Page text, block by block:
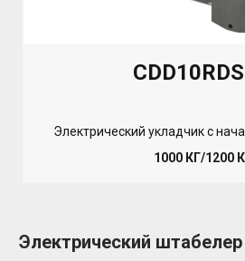
Электрический укладчик с
1000 КГ/1200
Электрический